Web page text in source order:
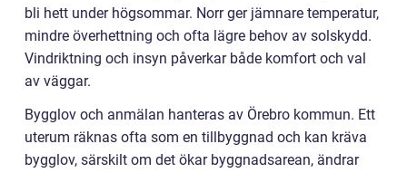
bli hett under högsommar. Norr ger jämnare temperatur,
mindre överhettning och ofta lägre behov av solskydd.
Vindriktning och insyn påverkar både komfort och val
av väggar.
Bygglov och anmälan hanteras av Örebro kommun. Ett
uterum räknas ofta som en tillbyggnad och kan kräva
bygglov, särskilt om det ökar byggnadsarean, ändrar